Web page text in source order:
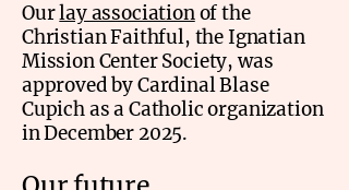
Ourlay associationof the
Christian Faithful, the Ignatian
Mission Center Society, was
approved by Cardinal Blase
Cupich as a Catholic organization
in December 2025.